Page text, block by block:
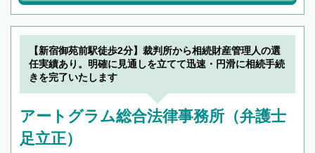
【新宿御苑前駅徒歩2分】裁判所から相続財産管理人の選
任実績あり。明確に見通しを立てて迅速・円滑に相続手続
きを完了いたします
アートグラム総合法律事務所（弁護士
足立正）